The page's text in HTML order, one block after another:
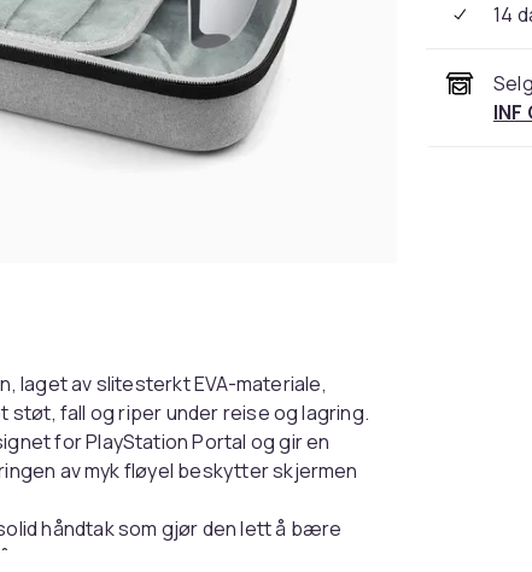
laget av slitesterkt EVA-materiale,
støt, fall og riper under reise og lagring.
for PlayStation Portal og gir en
av myk fløyel beskytter skjermen
håndtak som gjør den lett å bære
trygt og praktisk.
14
INF